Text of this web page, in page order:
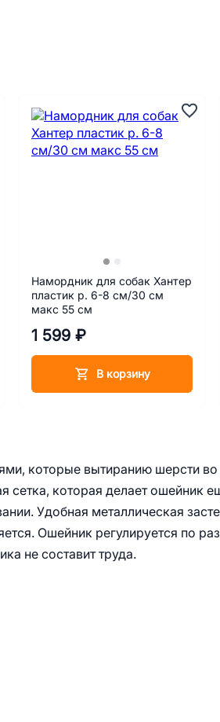
которые вытиранию шерсти
сетка, которая делает ошейник
Удобная металлическая
Ошейник регулируется по
не составит труда.
Намордник для собак Хантер
пластик р. 6-8 см/30 см
макс 55 см
1 599 ₽
В корзину